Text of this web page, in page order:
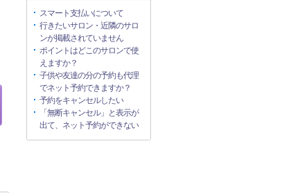
スマート支払いについて
行きたいサロン・近隣のサロ
ンが掲載されていません
ポイントはどこのサロンで使
えますか？
子供や友達の分の予約も代理
でネット予約できますか？
予約をキャンセルしたい
「無断キャンセル」と表示が
出て、ネット予約ができない